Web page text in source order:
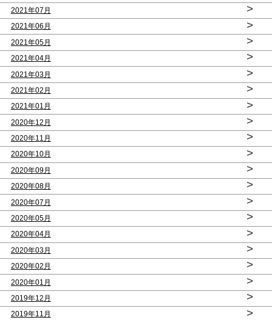
2021年07月 >
2021年06月 >
2021年05月 >
2021年04月 >
2021年03月 >
2021年02月 >
2021年01月 >
2020年12月 >
2020年11月 >
2020年10月 >
2020年09月 >
2020年08月 >
2020年07月 >
2020年05月 >
2020年04月 >
2020年03月 >
2020年02月 >
2020年01月 >
2019年12月 >
2019年11月 >